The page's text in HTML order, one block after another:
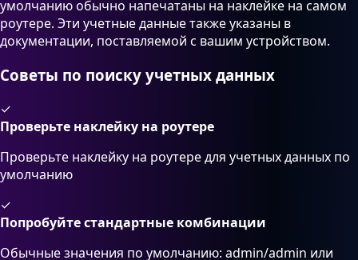
умолчанию обычно напечатаны на наклейке на самом
роутере. Эти учетные данные также указаны в
документации, поставляемой с вашим устройством.
Советы по поиску учетных данных
✓
Проверьте наклейку на роутере
Проверьте наклейку на роутере для учетных данных по
умолчанию
✓
Попробуйте стандартные комбинации
Обычные значения по умолчанию: admin/admin или